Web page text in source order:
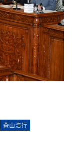
森山浩行